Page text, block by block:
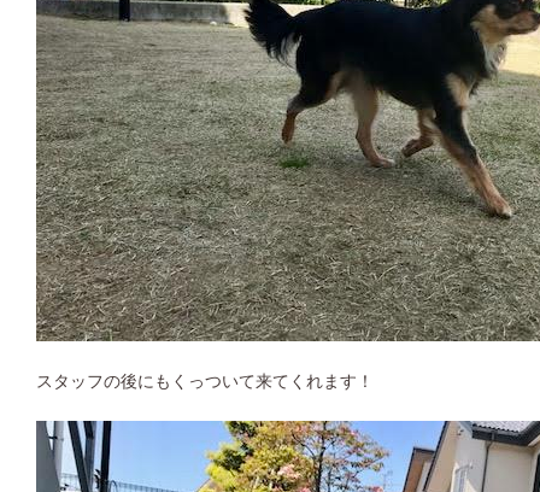
スタッフの後にもくっついて来てくれます！